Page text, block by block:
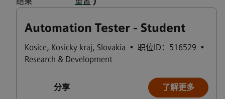
Automation Tester - Student
Kosice, Kosicky kraj, Slovakia • 职位ID：516529 •
Research & Development
分享 了解更多